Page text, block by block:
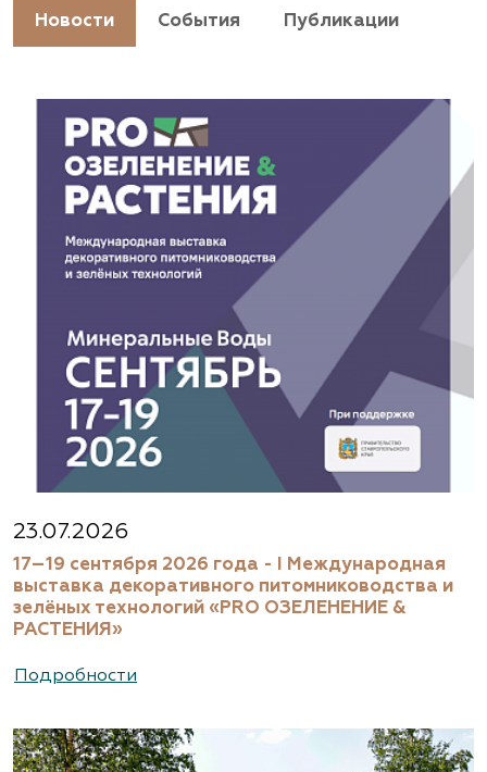
Новости События Публикации
23.07.2026
17–19 сентября 2026 года - I Международная
выставка декоративного питомниководства и
зелёных технологий «PRO ОЗЕЛЕНЕНИЕ &
РАСТЕНИЯ»
Подробности